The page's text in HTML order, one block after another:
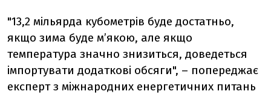
"13,2 мільярда кубометрів буде достатньо,
якщо зима буде м’якою, але якщо
температура значно знизиться, доведеться
імпортувати додаткові обсяги", – попереджає
експерт з міжнародних енергетичних питань